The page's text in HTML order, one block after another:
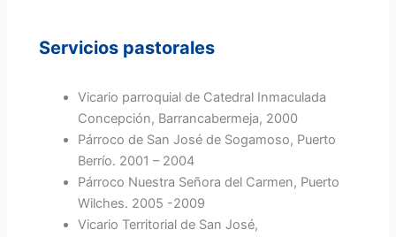
Servicios pastorales
Vicario parroquial de Catedral Inmaculada
Concepción, Barrancabermeja, 2000
Párroco de San José de Sogamoso, Puerto
Berrío. 2001 – 2004
Párroco Nuestra Señora del Carmen, Puerto
Wilches. 2005 -2009
Vicario Territorial de San José,